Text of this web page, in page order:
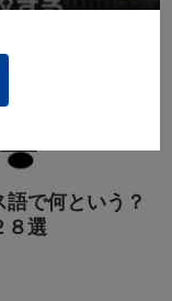
語で何という？
８選